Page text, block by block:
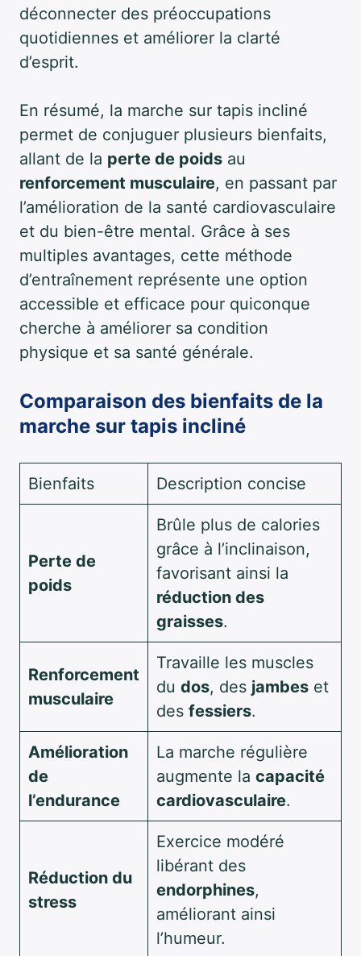
déconnecter des préoccupations
quotidiennes et améliorer la clarté
d’esprit.
En résumé, la marche sur tapis incliné
permet de conjuguer plusieurs bienfaits,
allant de la perte de poids au
renforcement musculaire, en passant par
l’amélioration de la santé cardiovasculaire
et du bien-être mental. Grâce à ses
multiples avantages, cette méthode
d’entraînement représente une option
accessible et efficace pour quiconque
cherche à améliorer sa condition
physique et sa santé générale.
Comparaison des bienfaits de la
marche sur tapis incliné
Bienfaits Description concise
Perte de
poids
Brûle plus de calories
grâce à l’inclinaison,
favorisant ainsi la
réduction des
graisses.
Renforcement
musculaire
Travaille les muscles
du dos, des jambes et
des fessiers.
Amélioration
de
l’endurance
La marche régulière
augmente la capacité
cardiovasculaire.
Réduction du
stress
Exercice modéré
libérant des
endorphines,
améliorant ainsi
l’humeur.